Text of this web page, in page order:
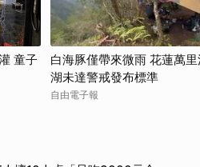
童子
白海豚僅帶來微雨 花蓮萬
湖未達警戒發布標準
自由電子報